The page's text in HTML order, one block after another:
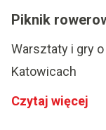
Piknik
Warsztaty i gry
Katowicach
Czytaj więcej